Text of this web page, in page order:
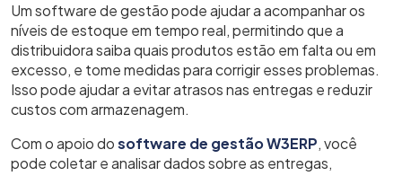
Um software de gestão pode ajudar a acompanhar os
níveis de estoque em tempo real, permitindo que a
distribuidora saiba quais produtos estão em falta ou em
excesso, e tome medidas para corrigir esses problemas.
Isso pode ajudar a evitar atrasos nas entregas e reduzir
custos com armazenagem.
Com o apoio dosoftware de gestão W3ERP, você
pode coletar e analisar dados sobre as entregas,